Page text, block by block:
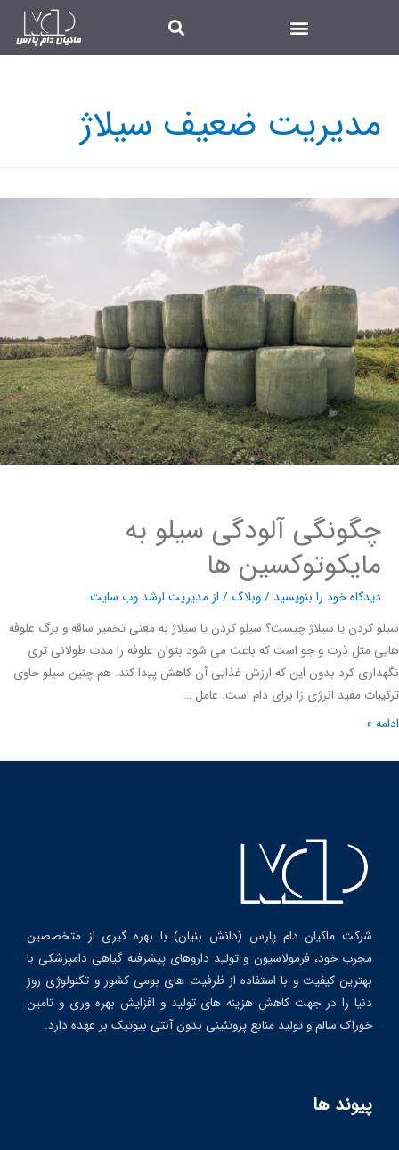
مدیریت ضعیف سیلاژ
چگونگی آلودگی سیلو به
مایکوتوکسین ها
دیدگاه‌ خود را بنویسید/وبلاگ/ از مدیریت ارشد وب سایت
کردن یا سیلاژ چیست؟ سیلو کردن یا سیلاژ به معنی تخمیر ساقه و برگ علوفه
مثل ذرت و جو است که باعث می شود بتوان علوفه را مدت طولانی تری
کرد بدون این که ارزش غذایی آن کاهش پیدا کند. هم چنین سیلو حاوی
مفید انرژی زا برای دام است. عامل …
»
شرکت ماکیان دام پارس (دانش بنیان) با بهره گیری از متخصصین
مجرب خود، فرمولاسیون و تولید داروهای پیشرفته گیاهی دامپزشکی با
بهترین کیفیت و با استفاده از ظرفیت های بومی کشور و تکنولوژی روز
دنیا را در جهت کاهش هزینه های تولید و افزایش بهره وری و تامین
خوراک سالم و تولید منابع پروتئینی بدون آنتی بیوتیک بر عهده دارد.
پیوند ها